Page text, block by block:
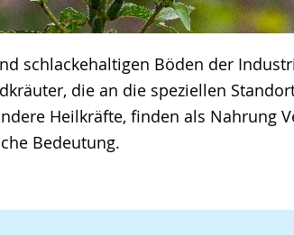
schlackehaltigen Böden der
die an die speziellen
Heilkräfte, finden als Nahrung
Bedeutung.